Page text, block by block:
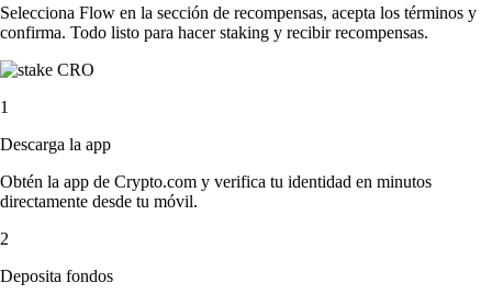
Selecciona Flow en la sección de recompensas, acepta los términos y
confirma. Todo listo para hacer staking y recibir recompensas.
1
Descarga la app
Obtén la app de Crypto.com y verifica tu identidad en minutos
directamente desde tu móvil.
2
Deposita fondos